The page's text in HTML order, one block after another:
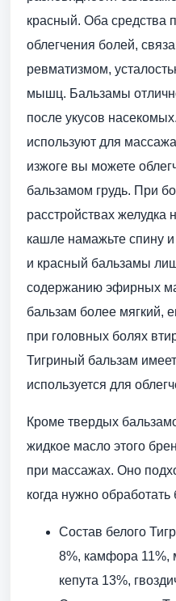
красный. Оба средства
облегчения болей,
ревматизмом,
мышц. Бальзамы
после укусов
используют для
изжоге вы можете
бальзамом грудь. При
расстройствах желудка
кашле намажьте спину
и красный бальзамы
содержанию эфирных
бальзам более мягкий,
при головных болях
Тигриный бальзам
используется для
Кроме твердых
жидкое масло этого
при массажах. Оно
когда нужно
Состав белого
8%, камфора 11%,
кепута 13%,